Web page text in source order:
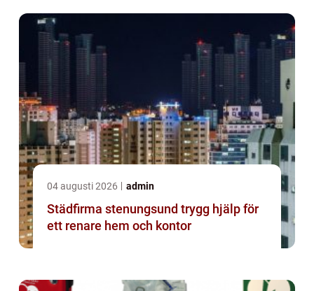
04 augusti 2026 admin
Städfirma stenungsund trygg hjälp för
ett renare hem och kontor